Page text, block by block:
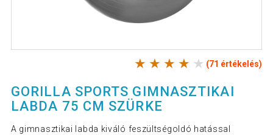
(71 értékelés)
GORILLA SPORTS GIMNASZTIKAI
LABDA 75 CM SZÜRKE
A gimnasztikai labda kiváló feszültségoldó hatással